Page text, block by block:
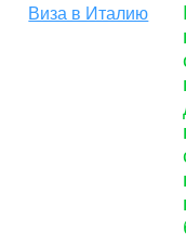
Виза в Италию